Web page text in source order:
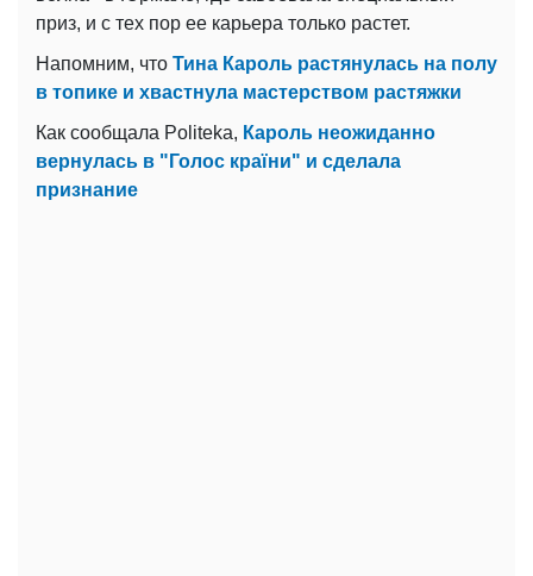
приз, и с тех пор ее карьера только растет.
Напомним, что Тина Кароль растянулась на полу
в топике и хвастнула мастерством растяжки
Как сообщала Politeka, Кароль неожиданно
вернулась в "Голос країни" и сделала
признание